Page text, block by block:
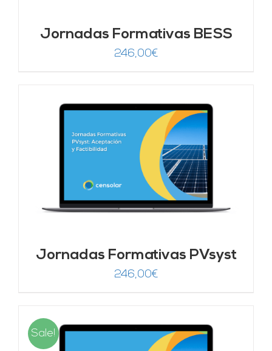
Jornadas Formativas BESS
246,00€
Jornadas Formativas PVsyst
246,00€
Sale!